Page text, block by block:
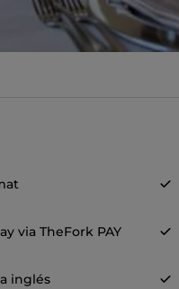
via TheFork PAY
inglés